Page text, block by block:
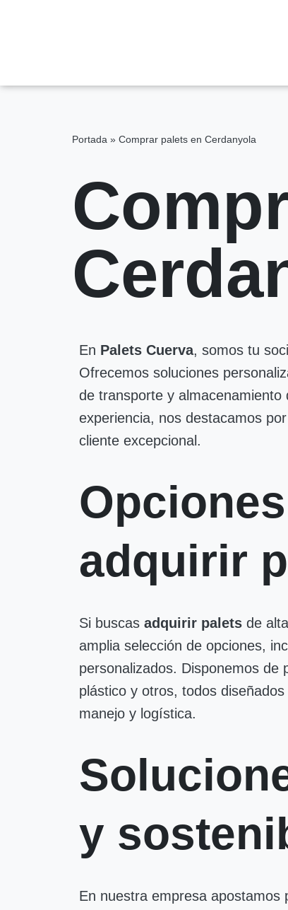
contenido
Portada » Comprar palets en Cerdanyola
En Palets Cuerva, somos tu
Ofrecemos soluciones
de transporte y
experiencia, nos destacamos
cliente excepcional.
adquirir
Si buscas adquirir palets de
amplia selección de opciones,
personalizados. Disponemos de
plástico y otros, todos
manejo y logística.
y
En nuestra empresa apostamos